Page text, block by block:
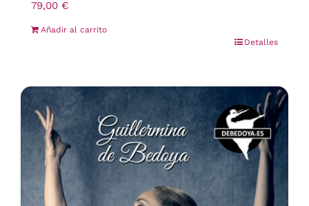
79,00 €
Añadir al carrito
Detalles